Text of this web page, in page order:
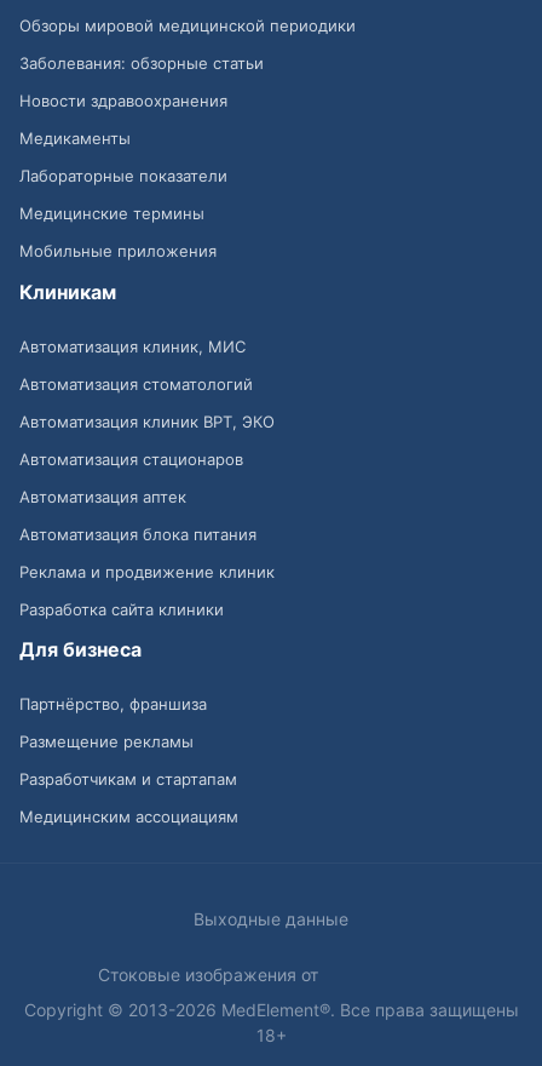
Обзоры мировой медицинской периодики
Заболевания: обзорные статьи
Новости здравоохранения
Медикаменты
Лабораторные показатели
Медицинские термины
Мобильные приложения
Клиникам
Автоматизация клиник, МИС
Автоматизация стоматологий
Автоматизация клиник ВРТ, ЭКО
Автоматизация стационаров
Автоматизация аптек
Автоматизация блока питания
Реклама и продвижение клиник
Разработка сайта клиники
Для бизнеса
Партнёрство, франшиза
Размещение рекламы
Разработчикам и стартапам
Медицинским ассоциациям
Выходные данные
Стоковые изображения от
Copyright © 2013-2026 MedElement®. Все права защищены
18+